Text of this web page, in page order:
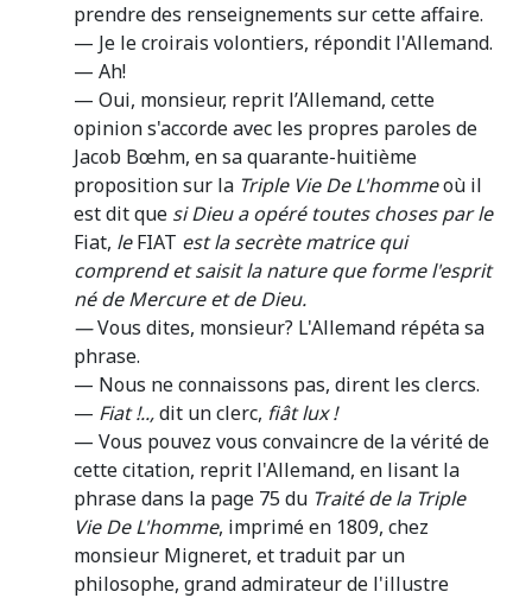
prendre des renseignements sur cette affaire.
— Je le croirais volontiers, répondit l'Allemand.
— Ah!
— Oui, monsieur, reprit l’Allemand, cette
opinion s'accorde avec les propres paroles de
Jacob Bœhm, en sa quarante-huitième
proposition sur la Triple Vie De L'hommeoù il
est dit que si Dieu a opéré toutes choses par le
Fiat, leFIAT est la secrète matrice qui
comprend et saisit la nature que forme l'esprit
né de Mercure et de Dieu.
—Vous dites, monsieur? L'Allemand répéta sa
phrase.
— Nous ne connaissons pas, dirent les clercs.
— Fiat !..,dit un clerc, fiât lux !
— Vous pouvez vous convaincre de la vérité de
cette citation, reprit l'Allemand, en lisant la
phrase dans la page 75 du Traité de la Triple
Vie De L'homme, imprimé en 1809, chez
monsieur Migneret, et traduit par un
philosophe, grand admirateur de l'illustre